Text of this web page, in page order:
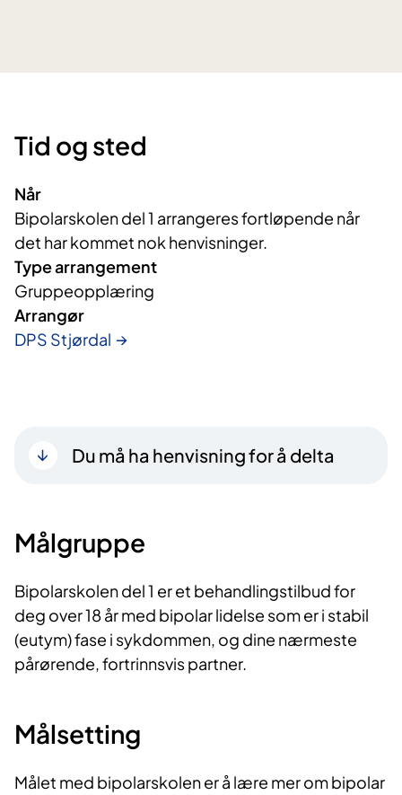
Tid og sted
Når
Bipolarskolen del 1 arrangeres fortløpende når
det har kommet nok henvisninger.
Type arrangement
Gruppeopplæring
Arrangør
DPS Stjørdal
Du må ha henvisning for å delta
Målgruppe
Bipolarskolen del 1 er et behandlingstilbud for
deg over 18 år med bipolar lidelse som er i stabil
(eutym) fase i sykdommen, og dine nærmeste
pårørende, fortrinnsvis partner.
Målsetting
Målet med bipolarskolen er å lære mer om bipolar